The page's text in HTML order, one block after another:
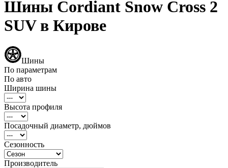
Шины Cordiant Snow Cross 2
SUV в Кирове
Шины
По параметрам
По авто
Ширина шины
Высота профиля
Посадочный диаметр, дюймов
Сезонность
Производитель